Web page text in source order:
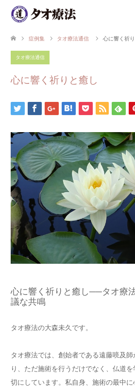
症例集 タオ療法通信 心に響く祈
タオ療法通信
心に響く祈りと癒し
心に響く祈りと癒し──タオ療
議な共鳴
タオ療法の大森未久です。
タオ療法では、 創始者である遠藤喨及
り、 ただ施術を行うだけでなく、仏道を
切にしています。私自身、 施術の最中に